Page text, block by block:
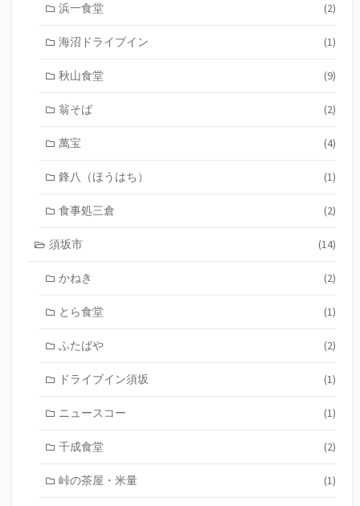
浜一食堂 (2)
海沼ドライブイン (1)
秋山食堂 (9)
翁そば (2)
萬宝 (4)
鋒八（ほうはち） (1)
食事処三倉 (2)
須坂市 (14)
かねき (2)
とら食堂 (1)
ふたばや (2)
ドライブイン須坂 (1)
ニュースコー (1)
千成食堂 (2)
峠の茶屋・米量 (1)